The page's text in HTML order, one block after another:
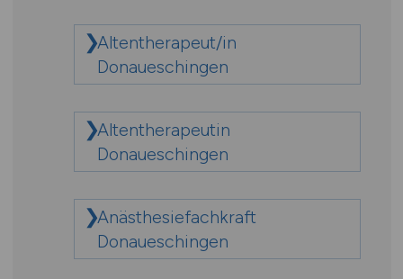
Altentherapeut/in
Donaueschingen
Altentherapeutin
Donaueschingen
Anästhesiefachkraft
Donaueschingen